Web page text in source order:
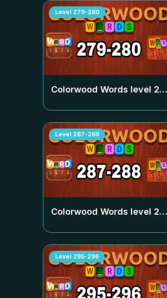
Level 279-280
Colorwood Words level 279-280
Level 287-288
Colorwood Words level 287-288
Level 295-296